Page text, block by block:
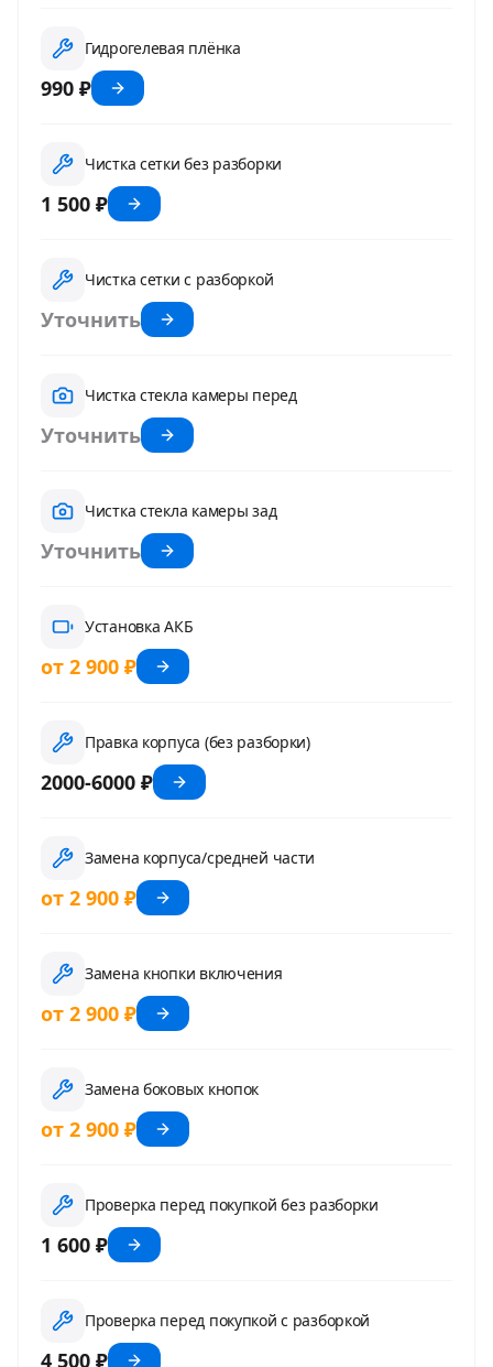
Гидрогелевая плёнка
990 ₽
Чистка сетки без разборки
1 500 ₽
Чистка сетки с разборкой
Уточнить
Чистка стекла камеры перед
Уточнить
Чистка стекла камеры зад
Уточнить
Установка АКБ
от 2 900 ₽
Правка корпуса (без разборки)
2000-6000 ₽
Замена корпуса/средней части
от 2 900 ₽
Замена кнопки включения
от 2 900 ₽
Замена боковых кнопок
от 2 900 ₽
Проверка перед покупкой без разборки
1 600 ₽
Проверка перед покупкой с разборкой
4 500 ₽